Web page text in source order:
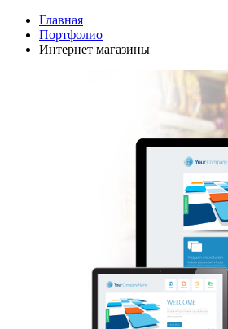
Главная
Портфолио
Интернет магазины